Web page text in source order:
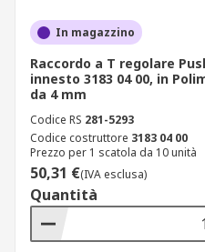
In magazzino
Raccordo a T regolare
innesto 3183 04 00, in
da 4 mm
Codice RS 281-5293
Codice costruttore 3183 04 00
Prezzo per 1 scatola da 10 unità
50,31 €(IVA esclusa)
Quantità